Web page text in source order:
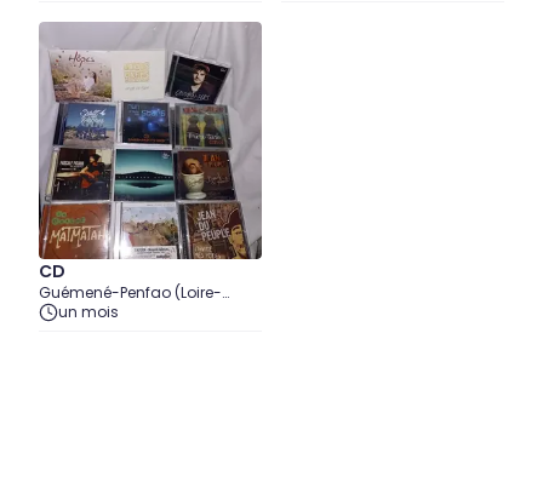
CD
Guémené-Penfao (Loire-
Atlantique)
un mois